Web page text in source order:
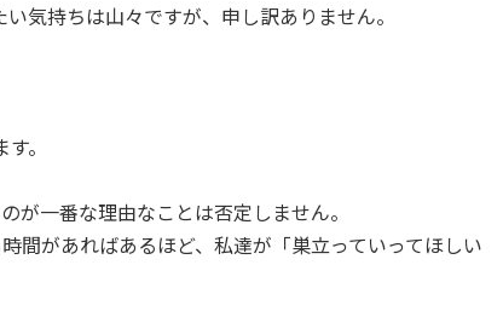
気持ちは山々ですが、申し訳ありません。
す。
が一番な理由なことは否定しません。
間があればあるほど、私達が「巣立っていってほしい